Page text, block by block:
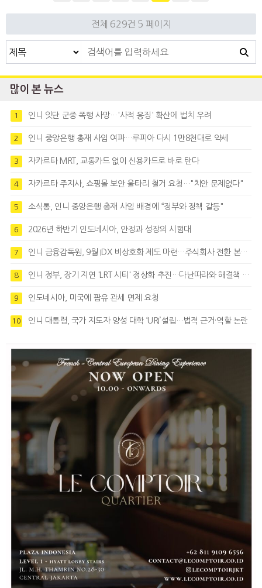
전체 629건 5 페이지
많이 본 뉴스
1 인니 잇단 군중 폭행 사망…'사적 응징' 확산에 법치 우려
2 인니 중앙은행 총재 사임 여파…루피아 다시 1만8천대로 약세
3 자카르타 MRT, 교통카드 없이 신용카드로 바로 탄다
4 자카르타 주지사, 쇼핑몰 보안 울타리 철거 요청…"치안 문제없다"
5 소식통, 인니 중앙은행 총재 사임 배경에 “정부와 정책 갈등"
6 2026년 하반기 인도네시아, 안정과 성장의 시험대
7 인니 금융감독원, 9월 IDX 비상호화 제도 마련…주식회사 전환 본격화
8 인니 정부, 장기 지연 'LRT 시티' 정상화 추진…다난따라와 해결책 모색
9 인도네시아, 미국에 팜유 관세 면제 요청
10 인니 대통령, 국가 지도자 양성 대학 ‘URI’설립…법적 근거·역할 논란